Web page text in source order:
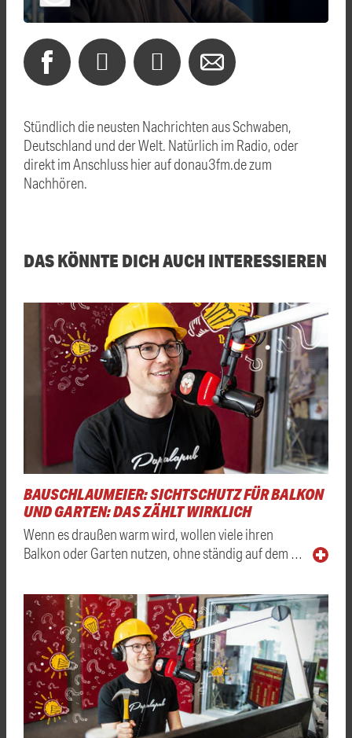
Stündlich die neusten Nachrichten aus Schwaben,
Deutschland und der Welt. Natürlich im Radio, oder
direkt im Anschluss hier auf donau3fm.de zum
Nachhören.
DAS KÖNNTE DICH AUCH INTERESSIEREN
BAUSCHLAUMEIER: SICHTSCHUTZ FÜR BALKON
UND GARTEN: DAS ZÄHLT WIRKLICH
Wenn es draußen warm wird, wollen viele ihren
Balkon oder Garten nutzen, ohne ständig auf dem …